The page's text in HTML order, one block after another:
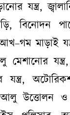
যন্ত্র,
বিনোদন
মাড়াই
মেশানোর
যন্ত্র,
আলু উত্তোলন ও